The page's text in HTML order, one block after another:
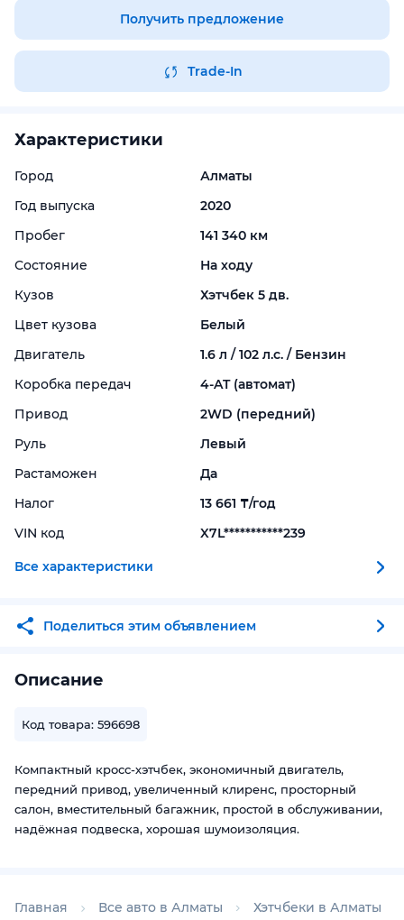
Получить предложение
Trade-In
Характеристики
Город
Алматы
Год выпуска
2020
Пробег
141 340 км
Состояние
На ходу
Кузов
Хэтчбек 5 дв.
Цвет кузова
Белый
Двигатель
1.6 л / 102 л.с. / Бензин
Коробка передач
4-AT (автомат)
Привод
2WD (передний)
Руль
Левый
Растаможен
Да
Налог
13 661 ₸/год
VIN код
X7L***********239
Все характеристики
Поделиться этим объявлением
Описание
Код товара: 596698
Компактный кросс-хэтчбек, экономичный двигатель,
передний привод, увеличенный клиренс, просторный
салон, вместительный багажник, простой в обслуживании,
надёжная подвеска, хорошая шумоизоляция.
Главная Все авто в Алматы Хэтчбеки в Алматы